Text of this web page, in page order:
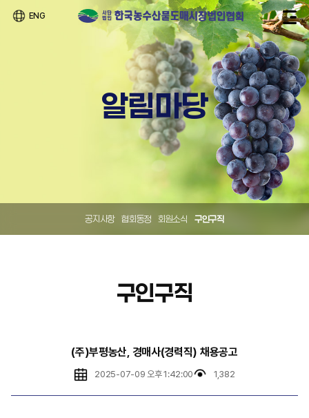
ENG
알림마당
공지사항 협회동정 회원소식 구인구직
구인구직
(주)부평농산, 경매사(경력직) 채용공고
2025-07-09 오후 1:42:00 1,382